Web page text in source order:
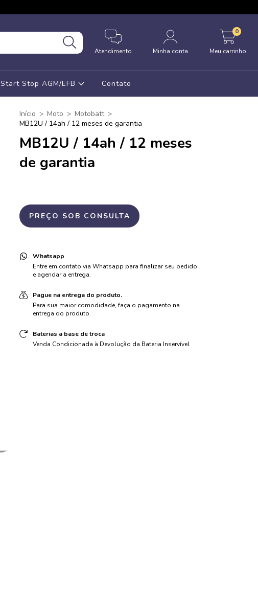
Atendimento Minha conta Meu carrinho
0
Start Stop AGM/EFB Contato
Início > Moto > Motobatt >
MB12U / 14ah / 12 meses de garantia
MB12U / 14ah / 12 meses
de garantia
Whatsapp
Entre em contato via Whatsapp para finalizar seu pedido
e agendar a entrega.
Pague na entrega do produto.
Para sua maior comodidade, faça o pagamento na
entrega do produto.
Baterias a base de troca
Venda Condicionada à Devolução da Bateria Inservível